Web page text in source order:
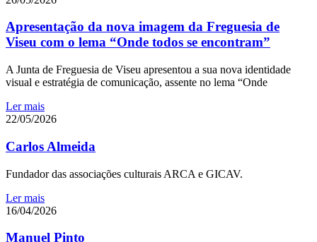
Apresentação da nova imagem da Freguesia de
Viseu com o lema “Onde todos se encontram”
A Junta de Freguesia de Viseu apresentou a sua nova identidade
visual e estratégia de comunicação, assente no lema “Onde
Ler mais
22/05/2026
Carlos Almeida
Fundador das associações culturais ARCA e GICAV.
Ler mais
16/04/2026
Manuel Pinto